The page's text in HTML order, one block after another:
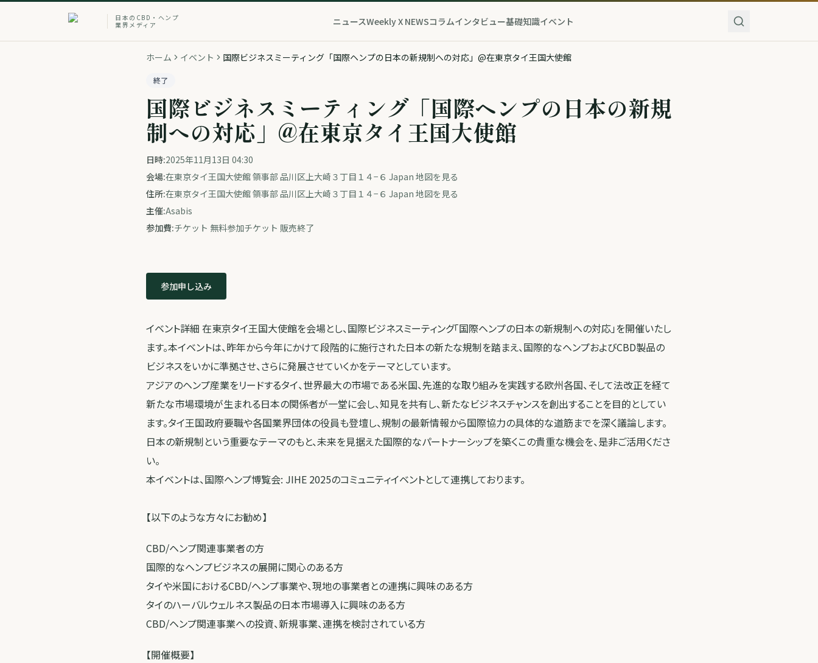
日本のCBD・ヘンプ
業界メディア
ニュースWeekly X NEWSコラムインタビュー基礎知識イベント
ホーム イベント 国際ビジネスミーティング「国際ヘンプの日本の新規制への対応」@在東京タイ王国大使館
終了
国際ビジネスミーティング「国際ヘンプの日本の新規
制への対応」@在東京タイ王国大使館
日時:2025年11月13日 04:30
会場:在東京タイ王国大使館 領事部 品川区上大崎３丁目１４−６ Japan 地図を見る
住所:在東京タイ王国大使館 領事部 品川区上大崎３丁目１４−６ Japan 地図を見る
主催:Asabis
参加費:チケット 無料参加チケット 販売終了
参加申し込み
イベント詳細 在東京タイ王国大使館を会場とし、国際ビジネスミーティング「国際ヘンプの日本の新規制への対応」を開催いたし
ます。本イベントは、昨年から今年にかけて段階的に施行された日本の新たな規制を踏まえ、国際的なヘンプおよびCBD製品の
ビジネスをいかに準拠させ、さらに発展させていくかをテーマとしています。
アジアのヘンプ産業をリードするタイ、世界最大の市場である米国、先進的な取り組みを実践する欧州各国、そして法改正を経て
新たな市場環境が生まれる日本の関係者が一堂に会し、知見を共有し、新たなビジネスチャンスを創出することを目的としてい
ます。タイ王国政府要職や各国業界団体の役員も登壇し、規制の最新情報から国際協力の具体的な道筋までを深く議論します。
日本の新規制という重要なテーマのもと、未来を見据えた国際的なパートナーシップを築くこの貴重な機会を、是非ご活用くださ
い。
本イベントは、国際ヘンプ博覧会: JIHE 2025のコミュニティイベントとして連携しております。
【以下のような方々にお勧め】
CBD/ヘンプ関連事業者の方
国際的なヘンプビジネスの展開に関心のある方
タイや米国におけるCBD/ヘンプ事業や、現地の事業者との連携に興味のある方
タイのハーバルウェルネス製品の日本市場導入に興味のある方
CBD/ヘンプ関連事業への投資、新規事業、連携を検討されている方
【開催概要】